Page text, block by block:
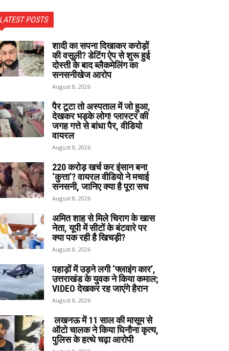
LATEST POSTS
शादी का सपना दिखाकर करोड़ों
की वसूली? डेटिंग ऐप से शुरू हुई
दोस्ती के बाद ब्लैकमेलिंग का
सनसनीखेज आरोप
August 8, 2026
पैर टूटा तो अस्पताल में जो हुआ,
देखकर भड़के लोग! प्लास्टर की
जगह गत्ते से बांधा पैर, वीडियो
वायरल
August 8, 2026
220 करोड़ खर्च कर इंसान बना
‘कुत्ता’? वायरल वीडियो ने मचाई
सनसनी, जानिए क्या है पूरा सच
August 8, 2026
अमित शाह से मिले चिराग के खास
नेता, यूपी में सीटों के बंटवारे पर
क्या पक रही है खिचड़ी?
August 8, 2026
पहाड़ों में उड़ने लगी ‘फ्लाइंग कार’,
उत्तराखंड के युवक ने किया कमाल;
VIDEO देखकर रह जाएंगे हैरान
August 8, 2026
लखनऊ में 11 साल की मासूम से
ऑटो चालक ने किया घिनौना कृत्य,
पुलिस के हत्थे चढ़ा आरोपी